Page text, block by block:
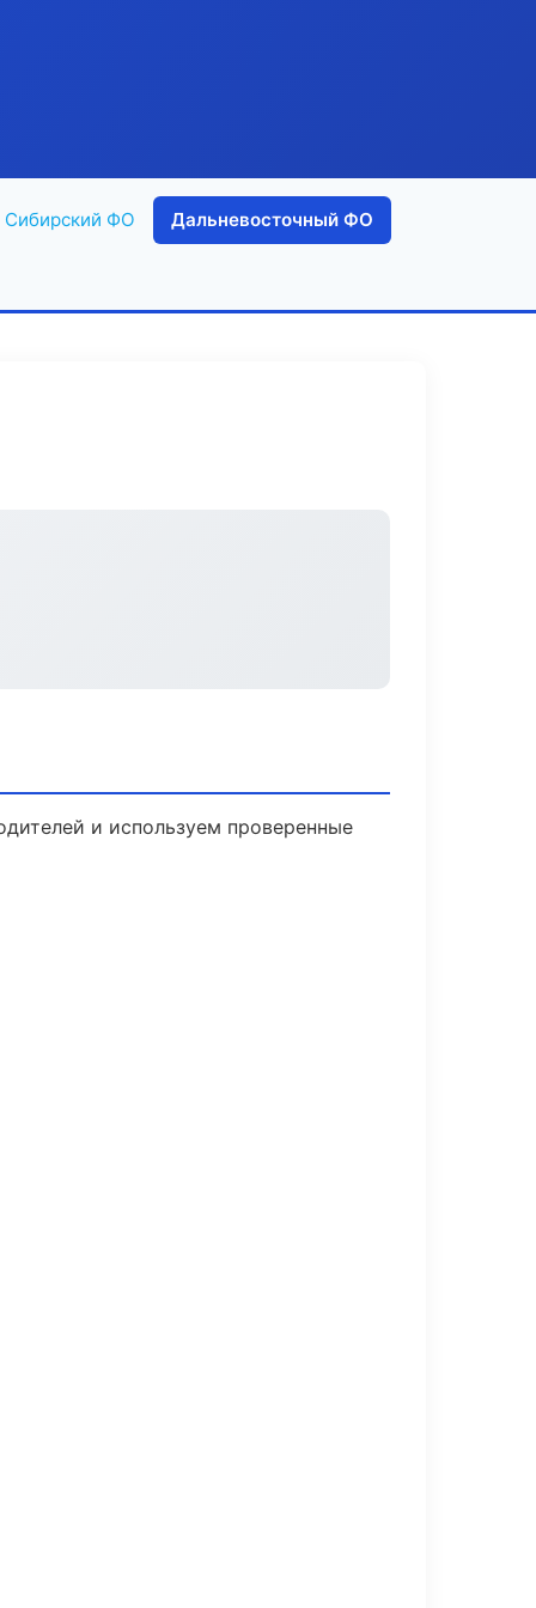
Сибирский ФО Дальневосточный ФО
и используем проверенные